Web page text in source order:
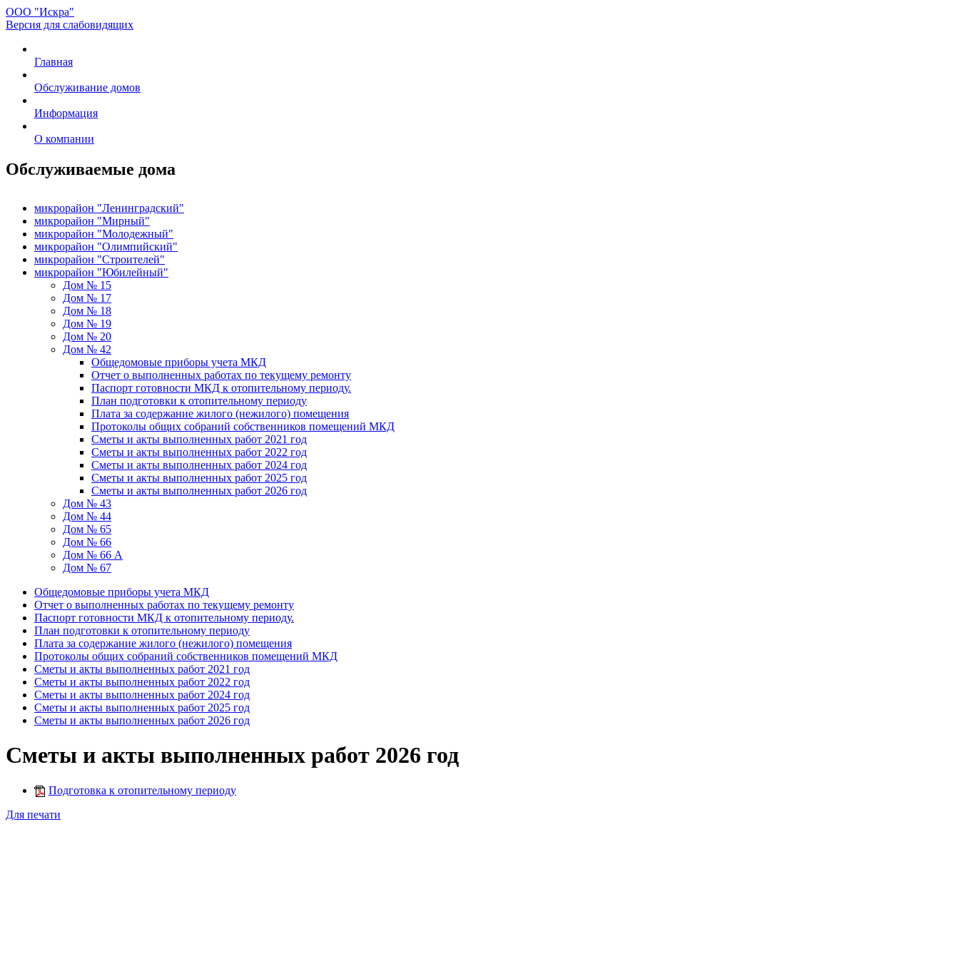
ООО "Искра"
Версия для слабовидящих
Главная
Обслуживание домов
Информация
О компании
Обслуживаемые дома
микрорайон "Ленинградский"
микрорайон "Мирный"
микрорайон "Молодежный"
микрорайон "Олимпийский"
микрорайон "Строителей"
микрорайон "Юбилейный"
Дом № 15
Дом № 17
Дом № 18
Дом № 19
Дом № 20
Дом № 42
Общедомовые приборы учета МКД
Отчет о выполненных работах по текущему ремонту
Паспорт готовности МКД к отопительному периоду.
План подготовки к отопительному периоду
Плата за содержание жилого (нежилого) помещения
Протоколы общих собраний собственников помещений МКД
Сметы и акты выполненных работ 2021 год
Сметы и акты выполненных работ 2022 год
Сметы и акты выполненных работ 2024 год
Сметы и акты выполненных работ 2025 год
Сметы и акты выполненных работ 2026 год
Дом № 43
Дом № 44
Дом № 65
Дом № 66
Дом № 66 А
Дом № 67
Общедомовые приборы учета МКД
Отчет о выполненных работах по текущему ремонту
Паспорт готовности МКД к отопительному периоду.
План подготовки к отопительному периоду
Плата за содержание жилого (нежилого) помещения
Протоколы общих собраний собственников помещений МКД
Сметы и акты выполненных работ 2021 год
Сметы и акты выполненных работ 2022 год
Сметы и акты выполненных работ 2024 год
Сметы и акты выполненных работ 2025 год
Сметы и акты выполненных работ 2026 год
Сметы и акты выполненных работ 2026 год
Подготовка к отопительному периоду
Для печати